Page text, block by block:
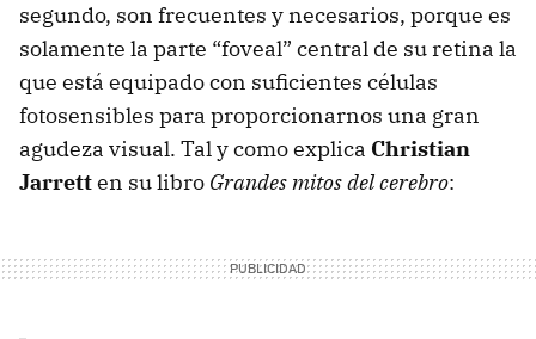
segundo, son frecuentes y necesarios, porque es
solamente la parte “foveal” central de su retina la
que está equipado con suficientes células
fotosensibles para proporcionarnos una gran
agudeza visual. Tal y como explica Christian
Jarretten su libro Grandes mitos del cerebro: